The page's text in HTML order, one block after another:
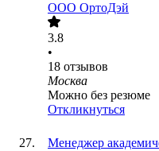
ООО ОртоДэй
3.8
•
18 отзывов
Москва
Можно без резюме
Откликнуться
Менеджер